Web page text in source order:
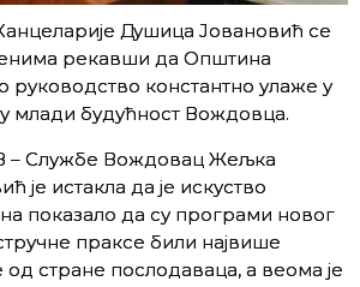
Душица Јовановић се
рекавши да Општина
константно улаже у
млади будућност Вождовца.
– Службе Вождовац Жељка
је истакла да је искуство
показало да су програми новог
праксе били највише
стране послодаваца, а веома је